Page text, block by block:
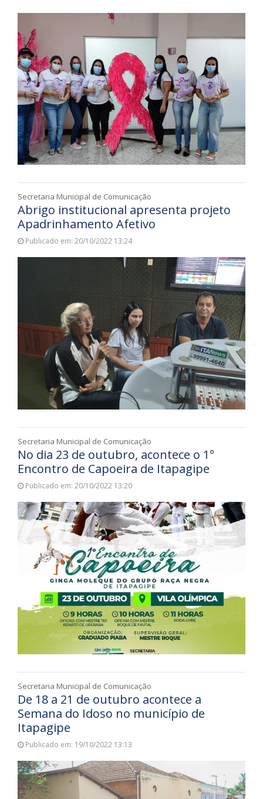
Secretaria Municipal de Comunicação
Abrigo institucional apresenta projeto
Apadrinhamento Afetivo
Publicado em: 20/10/2022 13:24
Secretaria Municipal de Comunicação
No dia 23 de outubro, acontece o 1°
Encontro de Capoeira de Itapagipe
Publicado em: 20/10/2022 13:20
Secretaria Municipal de Comunicação
De 18 a 21 de outubro acontece a
Semana do Idoso no município de
Itapagipe
Publicado em: 19/10/2022 13:13